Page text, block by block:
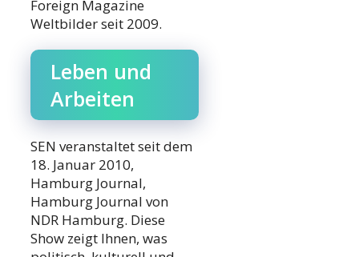
Foreign Magazine
Weltbilder seit 2009.
Leben und
Arbeiten
SEN veranstaltet seit dem
18. Januar 2010,
Hamburg Journal,
Hamburg Journal von
NDR Hamburg. Diese
Show zeigt Ihnen, was